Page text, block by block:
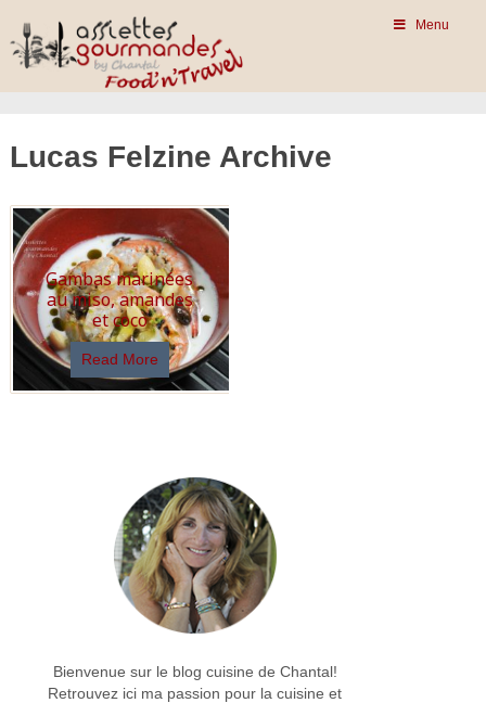
Menu
Lucas Felzine Archive
Gambas marinées
au miso, amandes
et coco
Read More
Bienvenue sur le blog cuisine de Chantal!
Retrouvez ici ma passion pour la cuisine et